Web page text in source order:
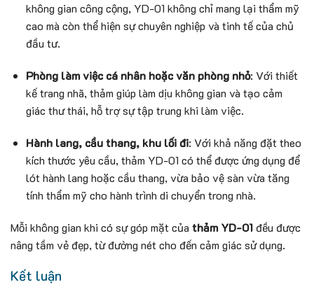
không gian công cộng, YD-01 không chỉ mang lại thẩm mỹ
cao mà còn thể hiện sự chuyên nghiệp và tinh tế của chủ
đầu tư.
Phòng làm việc cá nhân hoặc văn phòng nhỏ: Với thiết
kế trang nhã, thảm giúp làm dịu không gian và tạo cảm
giác thư thái, hỗ trợ sự tập trung khi làm việc.
Hành lang, cầu thang, khu lối đi: Với khả năng đặt theo
kích thước yêu cầu, thảm YD-01 có thể được ứng dụng để
lót hành lang hoặc cầu thang, vừa bảo vệ sàn vừa tăng
tính thẩm mỹ cho hành trình di chuyển trong nhà.
Mỗi không gian khi có sự góp mặt của thảm YD-01 đều được
nâng tầm vẻ đẹp, từ đường nét cho đến cảm giác sử dụng.
Kết luận